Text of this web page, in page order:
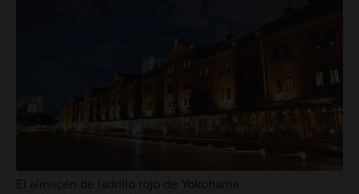
El almacén de ladrillo rojo de Yokohama